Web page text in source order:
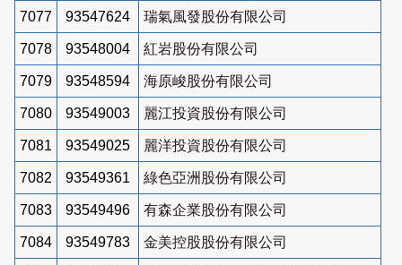
7077 93547624 瑞氣風發股份有限公司
7078 93548004 紅岩股份有限公司
7079 93548594 海原峻股份有限公司
7080 93549003 麗江投資股份有限公司
7081 93549025 麗洋投資股份有限公司
7082 93549361 綠色亞洲股份有限公司
7083 93549496 有森企業股份有限公司
7084 93549783 金美控股股份有限公司